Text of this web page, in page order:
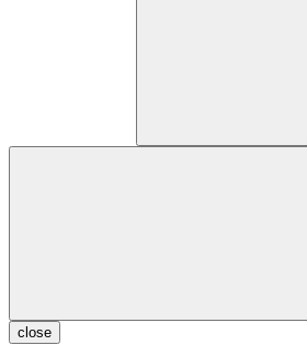
close